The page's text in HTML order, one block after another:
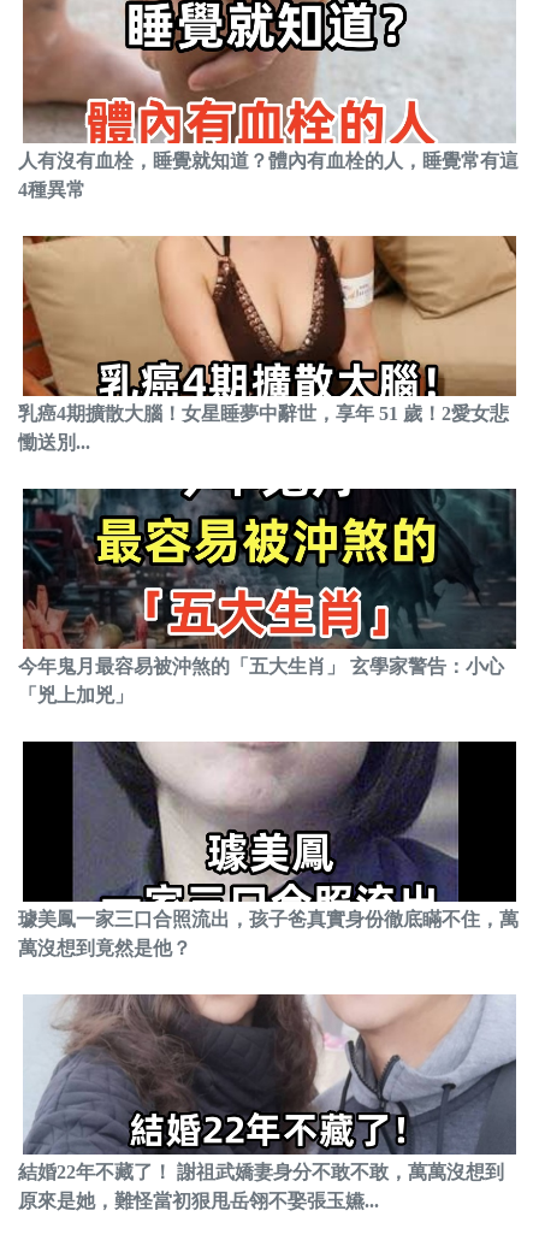
人有沒有血栓，睡覺就知道？體內有血栓的人，睡覺常有這
4種異常
乳癌4期擴散大腦！女星睡夢中辭世，享年 51 歲！2愛女悲
慟送別...
今年鬼月最容易被沖煞的「五大生肖」 玄學家警告：小心
「兇上加兇」
璩美鳳一家三口合照流出，孩子爸真實身份徹底瞞不住，萬
萬沒想到竟然是他？
結婚22年不藏了！ 謝祖武嬌妻身分不敢不敢，萬萬沒想到
原來是她，難怪當初狠甩岳翎不娶張玉嬿...